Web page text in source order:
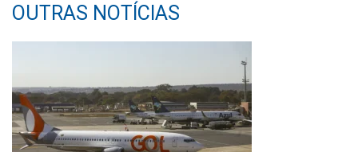
OUTRAS NOTÍCIAS